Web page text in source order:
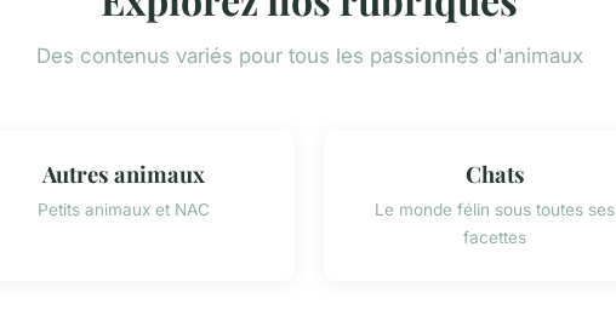
Des contenus variés pour tous les passionnés d'animaux
Autres animaux
Petits animaux et NAC
Chats
Le monde félin sous toutes ses
facettes